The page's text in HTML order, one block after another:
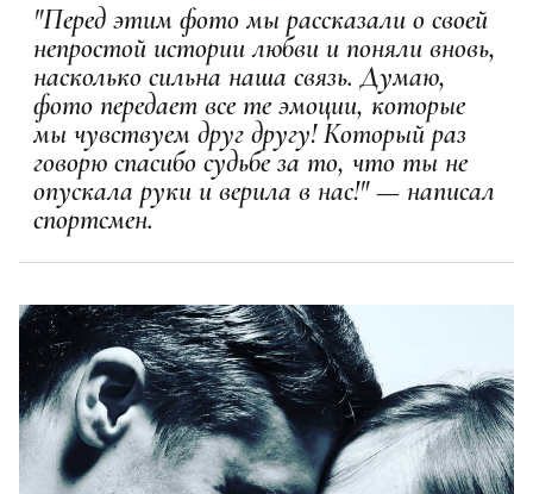
"Перед этим фото мы рассказали о своей
непростой истории любви и поняли вновь,
насколько сильна наша связь. Думаю,
фото передает все те эмоции, которые
мы чувствуем друг другу! Который раз
говорю спасибо судьбе за то, что ты не
опускала руки и верила в нас!" — написал
спортсмен.